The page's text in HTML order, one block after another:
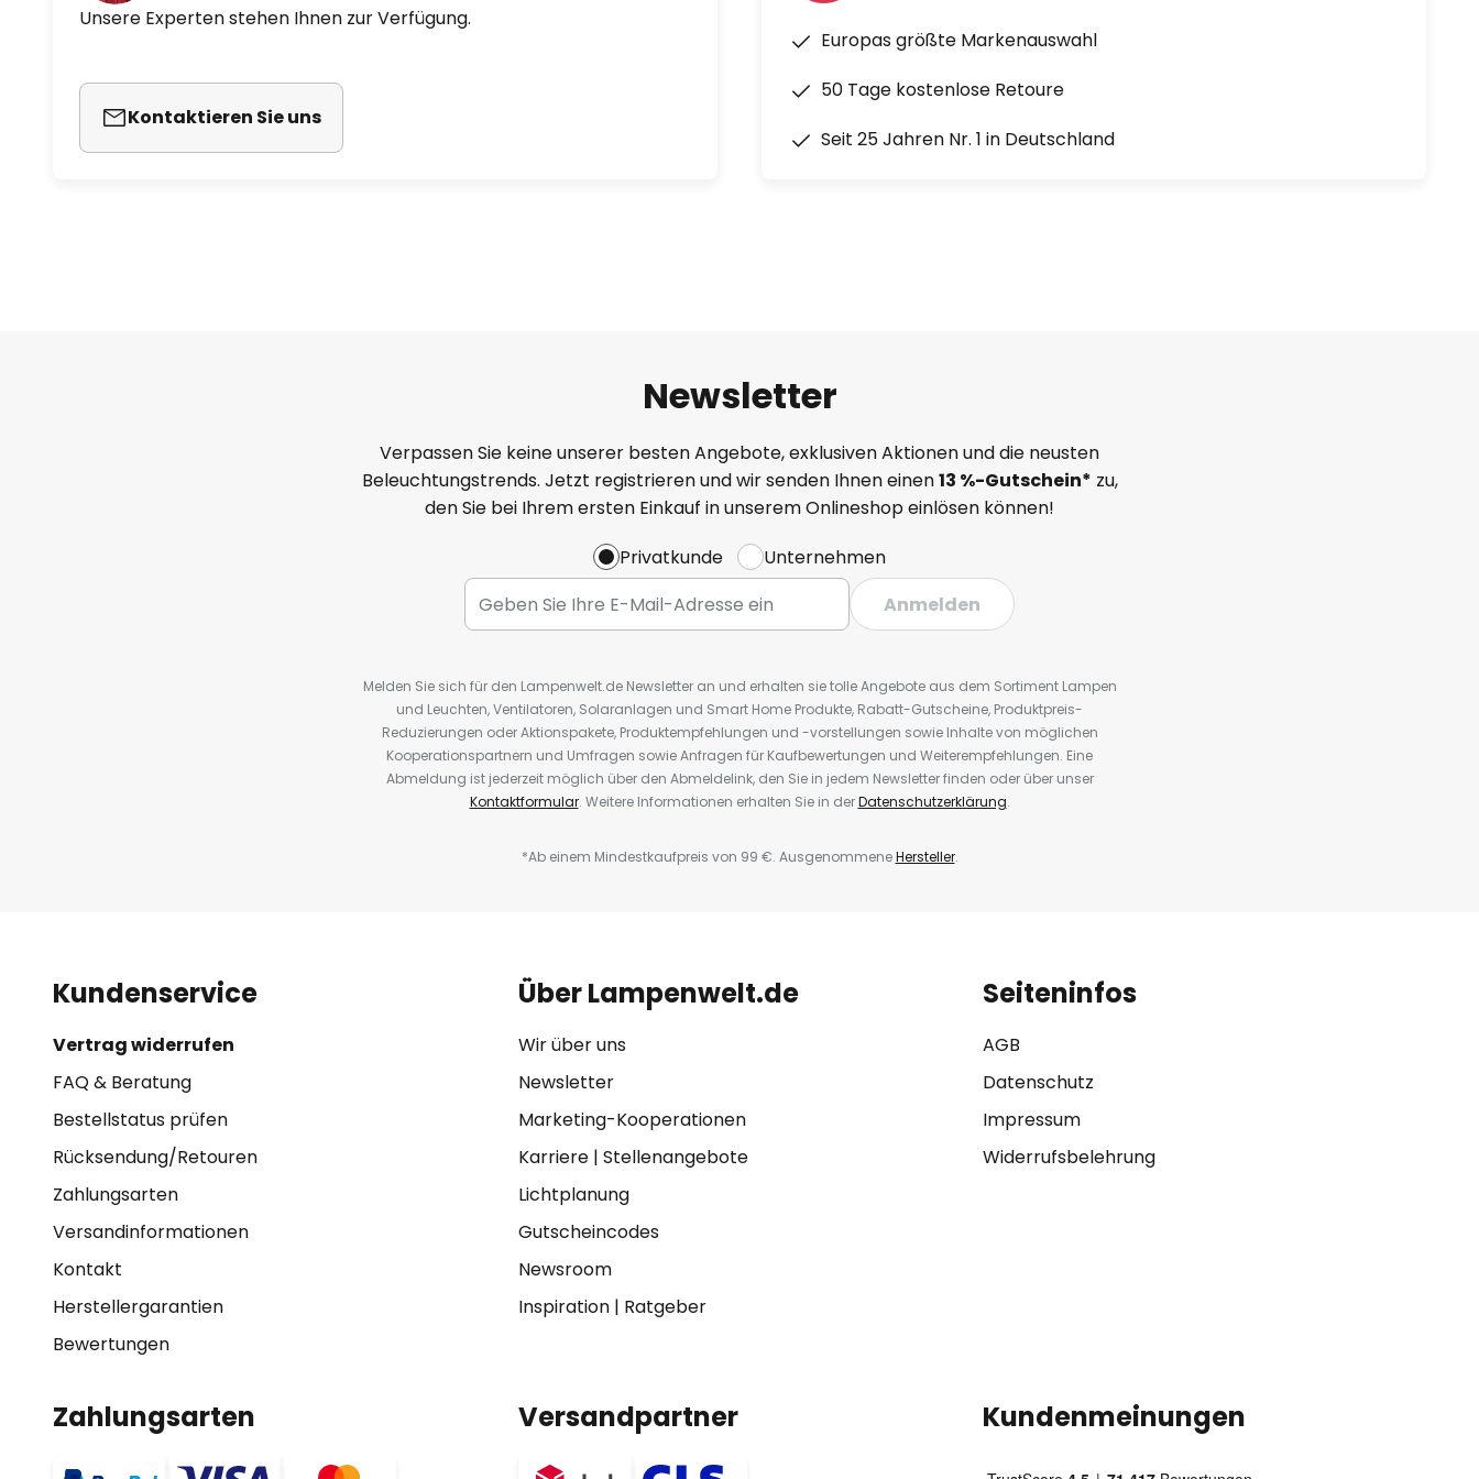
Trotzdem ist die Leuchte unauffällig genug, um beinahe überall
Abhängung beträgt 150 cm und das Gesamtgewicht 1,15 kg. Der
Schirm hat einen Durchmesser von 42 cm und die Höhe 36 cm.
Damit ist die Hängeleuchte zwar zierlich, strahlt aber auch
Unsere Experten stehen Ihnen zur Verfügung.
Kontaktieren Sie uns
Europas größte Markenauswahl
50 Tage kostenlose Retoure
Seit 25 Jahren Nr. 1 in Deutschland
Newsletter
Verpassen Sie keine unserer besten Angebote, exklusiven Aktionen und die neusten
Beleuchtungstrends. Jetzt registrieren und wir senden Ihnen einen13 %-Gutschein* zu,
den Sie bei Ihrem ersten Einkauf in unserem Onlineshop einlösen können!
Privatkunde
Unternehmen
Anmelden
Melden Sie sich für den Lampenwelt.de Newsletter an und erhalten sie tolle Angebote aus dem Sortiment Lampen
und Leuchten, Ventilatoren, Solaranlagen und Smart Home Produkte, Rabatt-Gutscheine, Produktpreis-
Reduzierungen oder Aktionspakete, Produktempfehlungen und -vorstellungen sowie Inhalte von möglichen
Kooperationspartnern und Umfragen sowie Anfragen für Kaufbewertungen und Weiterempfehlungen. Eine
Abmeldung ist jederzeit möglich über den Abmeldelink, den Sie in jedem Newsletter finden oder über unser
Kontaktformular. Weitere Informationen erhalten Sie in derDatenschutzerklärung.
*Ab einem Mindestkaufpreis von 99 €. AusgenommeneHersteller.
Kundenservice
Vertrag widerrufen
FAQ & Beratung
Bestellstatus prüfen
Rücksendung/Retouren
Zahlungsarten
Versandinformationen
Kontakt
Herstellergarantien
Bewertungen
Über Lampenwelt.de
Wir über uns
Newsletter
Marketing-Kooperationen
Karriere| Stellenangebote
Lichtplanung
Gutscheincodes
Newsroom
Inspiration| Ratgeber
Seiteninfos
AGB
Datenschutz
Impressum
Widerrufsbelehrung
Zahlungsarten Versandpartner Kundenmeinungen